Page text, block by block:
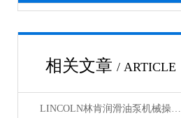
相关文章 / ARTICLE
LINCOLN林肯润滑油泵机械操作原理